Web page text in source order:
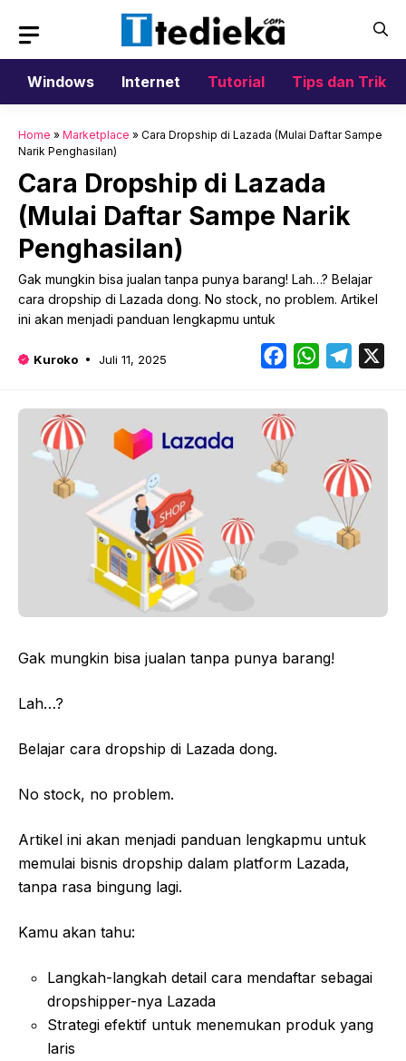
isi
Windows
Internet Tutorial Tips dan Trik
Home » Marketplace » Cara Dropship di Lazada (Mulai Daftar Sampe
Narik Penghasilan)
Cara Dropship di Lazada
(Mulai Daftar Sampe Narik
Penghasilan)
Gak mungkin bisa jualan tanpa punya barang! Lah…? Belajar
cara dropship di Lazada dong. No stock, no problem. Artikel
ini akan menjadi panduan lengkapmu untuk
Kuroko Juli 11, 2025 FacebookWhatsApp
Gak mungkin bisa jualan tanpa punya barang!
Lah…?
Belajar cara dropship di Lazada dong.
No stock, no problem.
Artikel ini akan menjadi panduan lengkapmu untuk
memulai bisnis dropship dalam platform Lazada,
tanpa rasa bingung lagi.
Kamu akan tahu:
Langkah-langkah detail cara mendaftar sebagai
dropshipper-nya Lazada
Strategi efektif untuk menemukan produk yang
laris